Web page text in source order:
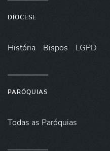
DIOCESE
História Bispos LGPD
PARÓQUIAS
Todas as Paróquias